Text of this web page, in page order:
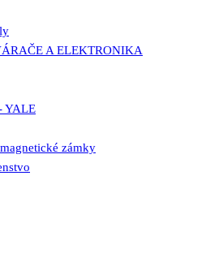
A ELEKTRONIKA
YALE
zámky